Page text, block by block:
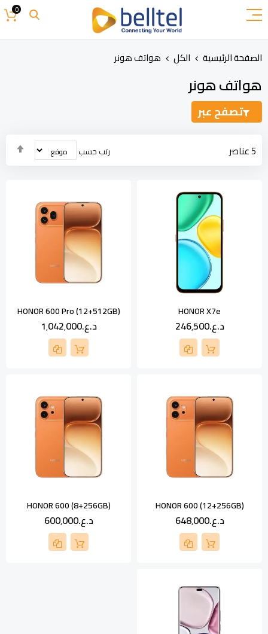
إلى
المحتوى
0
الصفحة الرئيسية الكل هواتف هونر
هواتف هونر
5عناصر رتب حسب
HONOR X7e
د.ع.‏246٬500
HONOR 600 Pro (12+512GB)
د.ع.‏1٬042٬000
HONOR 600 (12+256GB)
د.ع.‏648٬000
HONOR 600 (8+256GB)
د.ع.‏600٬000
تصفح عبر